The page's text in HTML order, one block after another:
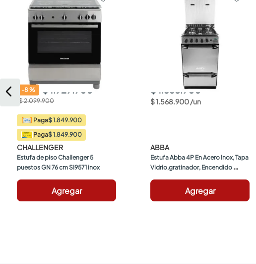
-8% $ 1.929.900
$ 2.099.900
Paga$ 1.849.900
Paga$ 1.849.900
CHALLENGER
Estufa de piso Challenger 5
puestos GN 76 cm SI9571 inox
Agregar
$ 1.568.900
$1.568.900/un
ABBA
Estufa Abba 4P En Acero Inox, Tapa
Vidrio,gratinador, Encendido
Agregar